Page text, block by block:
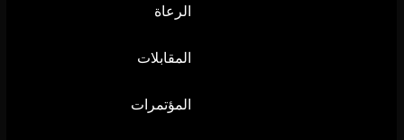
الرعاة
المقابلات
المؤتمرات